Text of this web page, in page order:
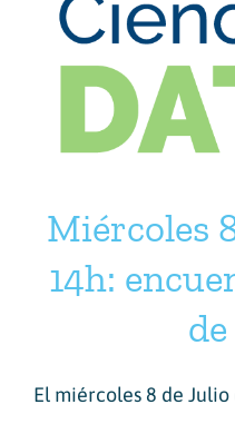
Miércoles
14h:
El miércoles 8 de Julio